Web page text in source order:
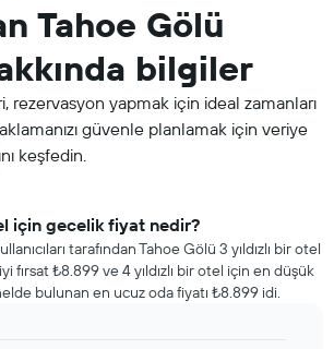
Tahoe Gölü
bilgiler
rezervasyon yapmak için ideal zamanları
güvenle planlamak için veriye
keşfedin.
için gecelik fiyat nedir?
tarafından Tahoe Gölü 3 yıldızlı bir otel
fırsat ₺8.899 ve 4 yıldızlı bir otel için en düşük
bulunan en ucuz oda fiyatı ₺8.899 idi.